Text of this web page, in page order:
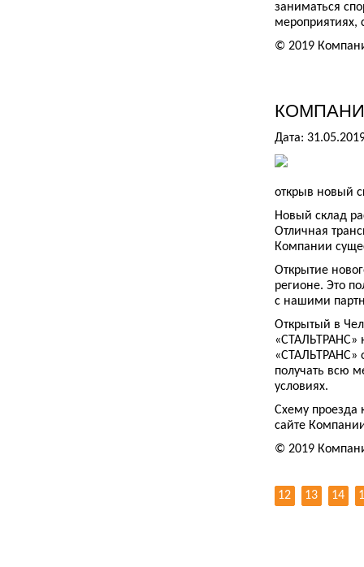
заниматься
мероприятиях,
© 2019
Дата:
открыв новый
Новый склад
Отличная
Компании
Открытие
регионе. Это
с нашими
Открытый в
«СТАЛЬТРАНС»
«СТАЛЬТРАНС»
получать всю
условиях.
Схему проезда
сайте
© 2019
12 13 14